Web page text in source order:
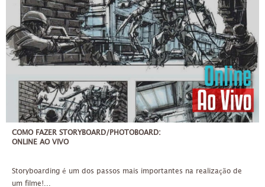
À VISTA 120,00
COMO FAZER STORYBOARD/PHOTOBOARD:
ONLINE AO VIVO
Storyboarding é um dos passos mais importantes na realização de
um filme!...